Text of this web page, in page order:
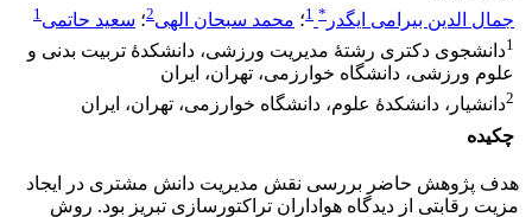
جمال الدین بیرامی ایگدر *
1؛ محمد سبحان الهی2؛ سعید حاتمی1
1دانشجوی دکتری رشتۀ مدیریت ورزشی، دانشکدۀ تربیت بدنی و
علوم ورزشی، دانشگاه خوارزمی، تهران، ایران
2دانشیار، دانشکدۀ علوم، دانشگاه خوارزمی، تهران، ایران
چکیده
هدف پژوهش حاضر بررسی نقش مدیریت دانش مشتری در ایجاد
مزیت رقابتی از دیدگاه هواداران تراکتورسازی تبریز بود. روش